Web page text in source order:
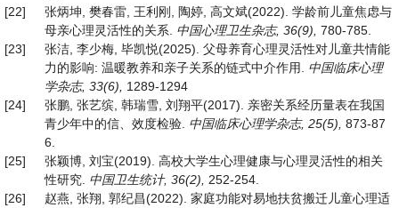
[22]
张炳坤, 樊春雷, 王利刚, 陶婷, 高文斌(2022). 学龄前儿童焦虑与
母亲心理灵活性的关系. 中国心理卫生杂志, 36(9) 780-785.
[23]
张洁, 李少梅, 毕凯悦(2025). 父母养育心理灵活性对儿童共情能
力的影响: 温暖教养和亲子关系的链式中介作用. 中国临床心理
学杂志, 33(6), 1289-1294
[24]
张鹏, 张艺缤, 韩瑞雪, 刘翔平(2017). 亲密关系经历量表在我国
青少年中的信、效度检验. 中国临床心理学杂志, 25(5), 873-87
6.
[25]
张颖博, 刘宝(2019). 高校大学生心理健康与心理灵活性的相关
性研究. 中国卫生统计, 36(2), 252-254.
[26]
赵燕, 张翔, 郭纪昌(2022). 家庭功能对易地扶贫搬迁儿童心理适